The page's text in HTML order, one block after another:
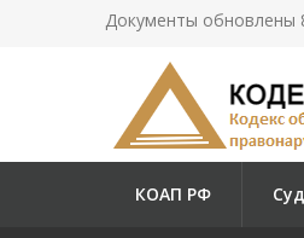
Документы обновлены
КОАП РФ